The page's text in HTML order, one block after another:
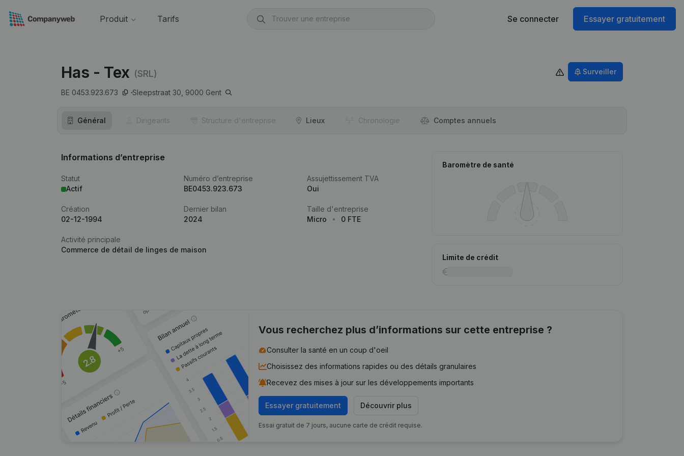
Produit Tarifs Se connecter Essayer gratuitement
Has - Tex (SRL)
BE 0453.923.673 Sleepstraat 30, 9000 Gent
Surveiller
Général Dirigeants Structure d'entreprise Lieux Chronologie Comptes annuels
Informations d’entreprise
Statut
Actif
Numéro d’entreprise
BE0453.923.673
Assujettissement TVA
Oui
Création
02-12-1994
Dernier bilan
2024
Taille d'entreprise
Micro
0 FTE
Activité principale
Commerce de détail de linges de maison
Baromètre de santé
Limite de crédit
Vous recherchez plus d’informations sur cette entreprise ?
Consulter la santé en un coup d'oeil
Choisissez des informations rapides ou des détails granulaires
Recevez des mises à jour sur les développements importants
Essayer gratuitement Découvrir plus
Essai gratuit de 7 jours, aucune carte de crédit requise.